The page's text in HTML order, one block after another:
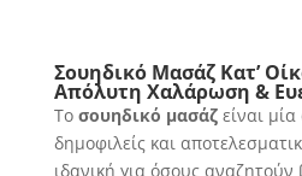
Σουηδικό Μασάζ Κατ’
Απόλυτη Χαλάρωση &
Το σουηδικό μασάζείναι μία
δημοφιλείς και
ιδανική για όσους